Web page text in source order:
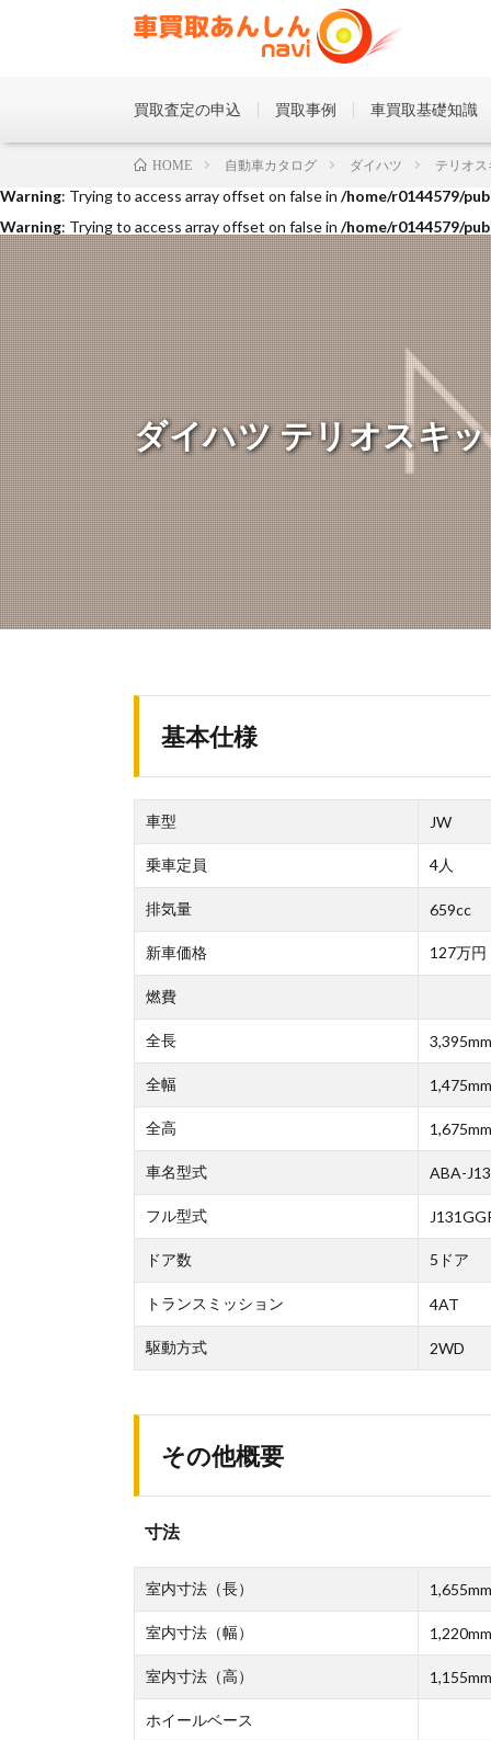
: Trying to access array offset on false in /home/r0144579/
Warning: Trying to access array offset on false in /home/r0144579/
Warning: Trying to access array offset on false in /home/r0144579/
買取査定の申込 買取事例 車買取基礎知識
ダイハツ テリオスキ
HOME 自動車カタログ ダイハツ テリオス
基本仕様
車型 JW
乗車定員 4人
排気量 659cc
新車価格 127万円
燃費
全長 3,395mm
全幅 1,475mm
全高 1,675mm
車名型式 ABA-
フル型式
ドア数 5ドア
トランスミッション 4AT
駆動方式 2WD
その他概要
寸法
室内寸法（長） 1,655mm
室内寸法（幅） 1,220mm
室内寸法（高） 1,155mm
ホイールベース